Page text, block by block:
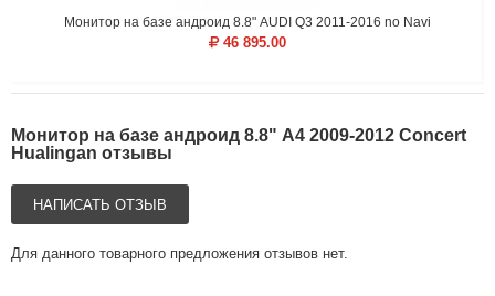
Монитор на базе андроид 8.8" AUDI Q3 2011-2016 no Navi
46 895.00
Монитор на базе андроид 8.8" A4 2009-2012 Concert
Hualingan отзывы
НАПИСАТЬ ОТЗЫВ
Для данного товарного предложения отзывов нет.